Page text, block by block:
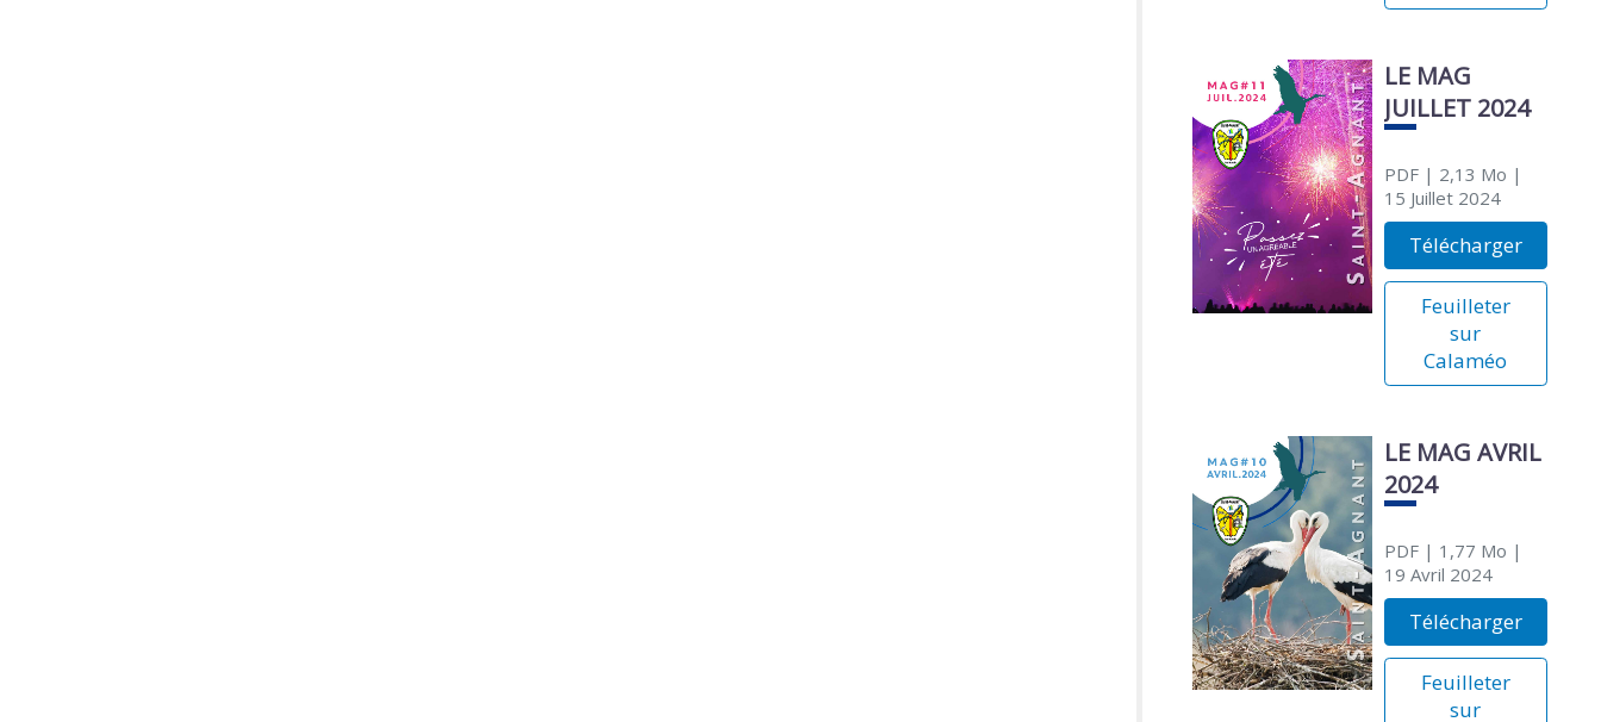
LE MAG
JUILLET 2024
PDF| 2,13 Mo |
15 Juillet 2024
Télécharger
Feuilleter
sur
Calaméo
LE MAG AVRIL
2024
PDF| 1,77 Mo |
19 Avril 2024
Télécharger
Feuilleter
sur